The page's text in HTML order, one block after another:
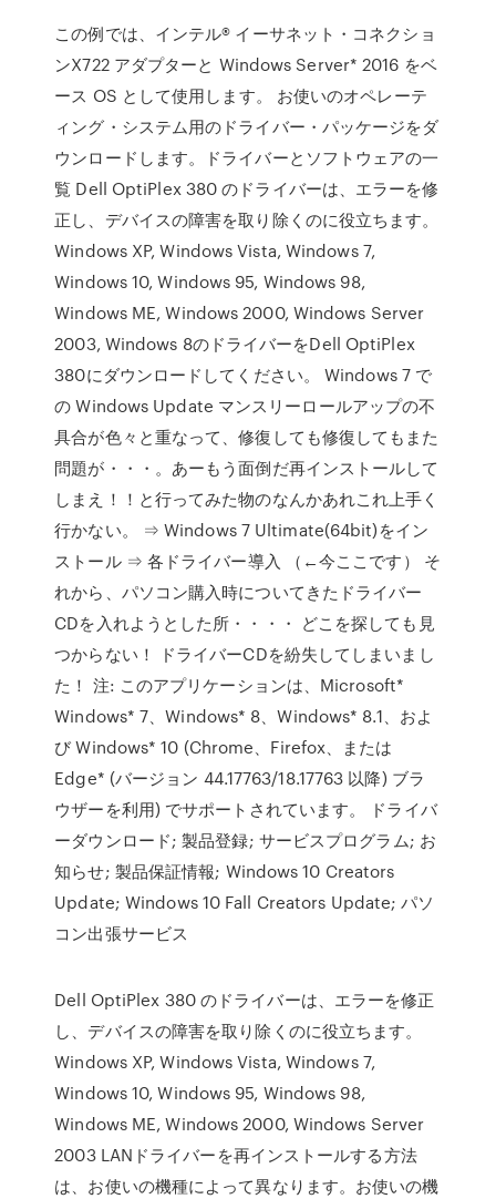
この例では、インテル® イーサネット・コネクショ
ンX722 アダプターと Windows Server* 2016 をベ
ース OS として使用します。 お使いのオペレーテ
ィング・システム用のドライバー・パッケージをダ
ウンロードします。ドライバーとソフトウェアの一
覧 Dell OptiPlex 380 のドライバーは、エラーを修
正し、デバイスの障害を取り除くのに役立ちます。
Windows XP, Windows Vista, Windows 7,
Windows 10, Windows 95, Windows 98,
Windows ME, Windows 2000, Windows Server
2003, Windows 8のドライバーをDell OptiPlex
380にダウンロードしてください。 Windows 7 で
の Windows Update マンスリーロールアップの不
具合が色々と重なって、修復しても修復してもまた
問題が・・・。あーもう面倒だ再インストールして
しまえ！！と行ってみた物のなんかあれこれ上手く
行かない。 ⇒ Windows 7 Ultimate(64bit)をイン
ストール ⇒ 各ドライバー導入 （←今ここです） そ
れから、パソコン購入時についてきたドライバー
CDを入れようとした所・・・・ どこを探しても見
つからない！ ドライバーCDを紛失してしまいまし
た！ 注: このアプリケーションは、Microsoft*
Windows* 7、Windows* 8、Windows* 8.1、およ
び Windows* 10 (Chrome、Firefox、または
Edge* (バージョン 44.17763/18.17763 以降) ブラ
ウザーを利用) でサポートされています。 ドライバ
ーダウンロード; 製品登録; サービスプログラム; お
知らせ; 製品保証情報; Windows 10 Creators
Update; Windows 10 Fall Creators Update; パソ
コン出張サービス
Dell OptiPlex 380 のドライバーは、エラーを修正
し、デバイスの障害を取り除くのに役立ちます。
Windows XP, Windows Vista, Windows 7,
Windows 10, Windows 95, Windows 98,
Windows ME, Windows 2000, Windows Server
2003 LANドライバーを再インストールする方法
は、お使いの機種によって異なります。お使いの機